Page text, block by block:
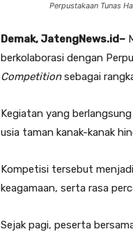
Perpustakaan Tunas
Demak, JatengNews.id–
berkolaborasi dengan
Competitionsebagai
Kegiatan yang
usia taman kanak-kanak
Kompetisi tersebut
keagamaan, serta rasa
Sejak pagi, peserta